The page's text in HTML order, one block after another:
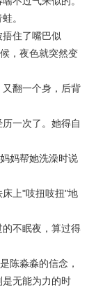
。
住了嘴巴似
，夜色就突然变
翻一个身，后背
一次了。她得自
妈帮她洗澡时说
上"吱扭吱扭"地
不眠夜，算过得
淼淼的信念，
无能为力的时